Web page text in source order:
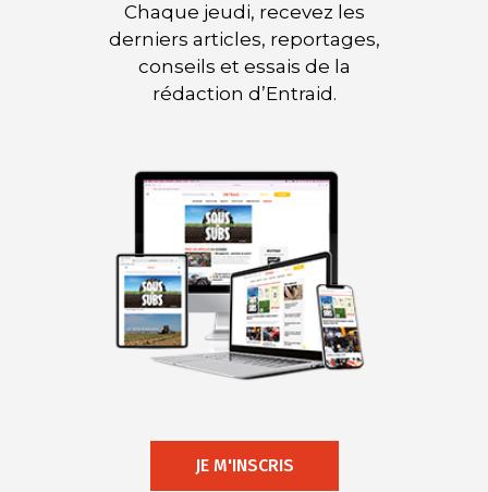
Chaque jeudi, recevez les
derniers articles, reportages,
conseils et essais de la
rédaction d’Entraid.
JE M'INSCRIS